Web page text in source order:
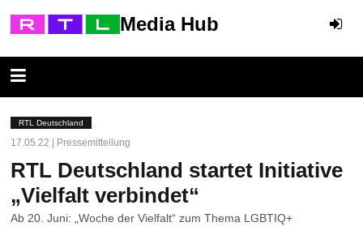
Media Hub
RTL Deutschland
17.05.22 | Pressemitteilung
RTL Deutschland startet Initiative
„Vielfalt verbindet“
Ab 20. Juni: „Woche der Vielfalt“ zum Thema LGBTIQ+